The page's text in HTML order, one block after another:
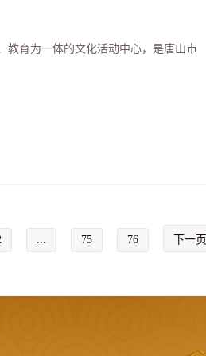
教育为一体的文化活动中心，是唐山市
... 75 76 下一页